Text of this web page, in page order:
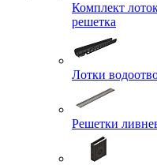
Комплект
решетка
Лотки
Решетки